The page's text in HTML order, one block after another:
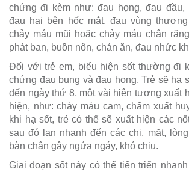
chứng đi kèm như: đau họng, đau đầu,
đau hai bên hốc mắt, đau vùng
chảy máu mũi hoặc chảy máu chân
phát ban, buồn nôn, chán ăn, đau nhức
Đối với trẻ em, biểu hiện sốt thường đi
chứng đau bụng và đau họng. Trẻ sẽ hạ
đến ngày thứ 8, một vài hiện tượng xuất
hiện, như: chảy máu cam, chấm xuất
khi hạ sốt, trẻ có thể sẽ xuất hiện các
sau đó lan nhanh đến các chi, mặt,
bàn chân gây ngứa ngáy, khó chịu.
Giai đoạn sốt này có thể tiến triển